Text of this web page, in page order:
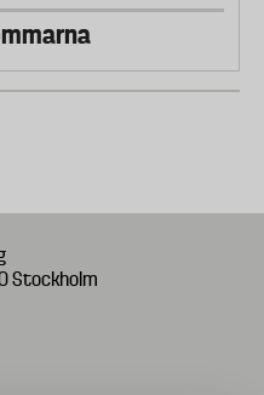
Stockholm